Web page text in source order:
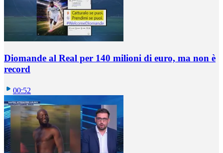
Diomande al Real per 140 milioni di euro, ma non è
record
00:52